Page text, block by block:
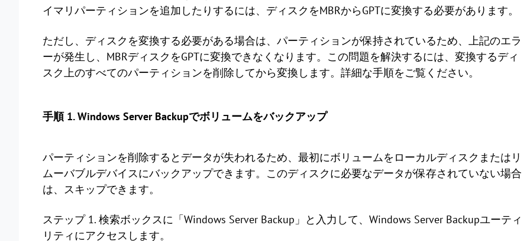
イマリパーティションを追加したりするには、ディスクをMBRからGPTに変換する必要があります。
ただし、ディスクを変換する必要がある場合は、パーティションが保持されているため、上記のエラ
ーが発生し、MBRディスクをGPTに変換できなくなります。この問題を解決するには、変換するディ
スク上のすべてのパーティションを削除してから変換します。詳細な手順をご覧ください。
手順 1. Windows Server Backupでボリュームをバックアップ
パーティションを削除するとデータが失われるため、最初にボリュームをローカルディスクまたはリ
ムーバブルデバイスにバックアップできます。このディスクに必要なデータが保存されていない場合
は、スキップできます。
ステップ 1. 検索ボックスに「Windows Server Backup」と入力して、Windows Server Backupユーティ
リティにアクセスします。